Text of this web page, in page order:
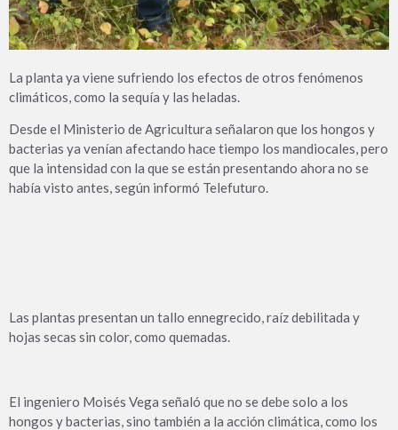
La planta ya viene sufriendo los efectos de otros fenómenos
climáticos, como la sequía y las heladas.
Desde el Ministerio de Agricultura señalaron que los hongos y
bacterias ya venían afectando hace tiempo los mandiocales, pero
que la intensidad con la que se están presentando ahora no se
había visto antes, según informó Telefuturo.
Las plantas presentan un tallo ennegrecido, raíz debilitada y
hojas secas sin color, como quemadas.
El ingeniero Moisés Vega señaló que no se debe solo a los
hongos y bacterias, sino también a la acción climática, como los